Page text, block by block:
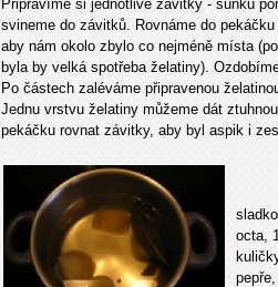
Připravíme si jednotlivé závitky - šunku
svineme do závitků. Rovnáme do
aby nám okolo zbylo co nejméně místa
byla by velká spotřeba želatiny).
Po částech zaléváme připravenou
Jednu vrstvu želatiny můžeme dát
pekáčku rovnat závitky, aby byl aspik i
octa,